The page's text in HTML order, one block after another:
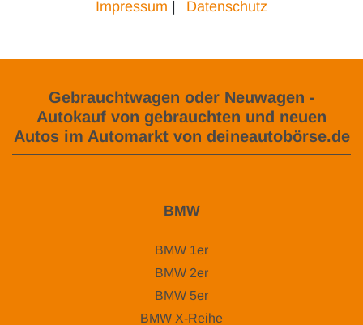
Impressum Datenschutz
Gebrauchtwagen oder Neuwagen -
Autokauf von gebrauchten und neuen
Autos im Automarkt von deineautobörse.de
BMW
BMW 1er
BMW 2er
BMW 5er
BMW X-Reihe